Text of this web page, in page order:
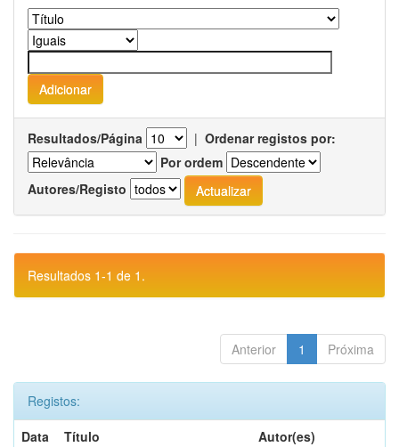
Resultados/Página | Ordenar registos por:
Por ordem
Autores/Registo
Resultados 1-1 de 1.
Anterior 1 Próxima
Registos:
Data
Título
Autor(es)